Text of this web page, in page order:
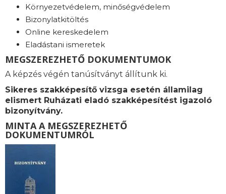
Környezetvédelem, minőségvédelem
Bizonylatkitöltés
Online kereskedelem
Eladástani ismeretek
MEGSZEREZHETŐ DOKUMENTUMOK
A képzés végén tanúsítványt állítunk ki.
Sikeres szakképesítő vizsga esetén államilag
elismert Ruházati eladó szakképesítést igazoló
bizonyítvány.
MINTA A MEGSZEREZHETŐ
DOKUMENTUMRÓL